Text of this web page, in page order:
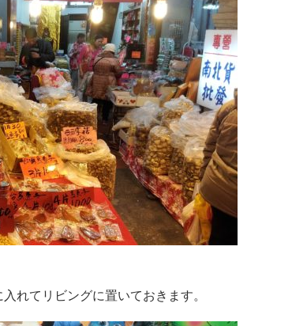
れてリビングに置いておきます。